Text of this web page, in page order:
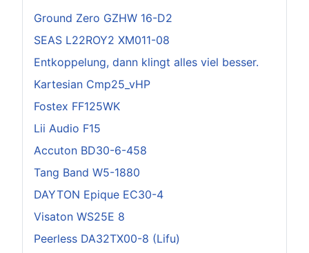
Ground Zero GZHW 16-D2
SEAS L22ROY2 XM011-08
Entkoppelung, dann klingt alles viel besser.
Kartesian Cmp25_vHP
Fostex FF125WK
Lii Audio F15
Accuton BD30-6-458
Tang Band W5-1880
DAYTON Epique EC30-4
Visaton WS25E 8
Peerless DA32TX00-8 (Lifu)